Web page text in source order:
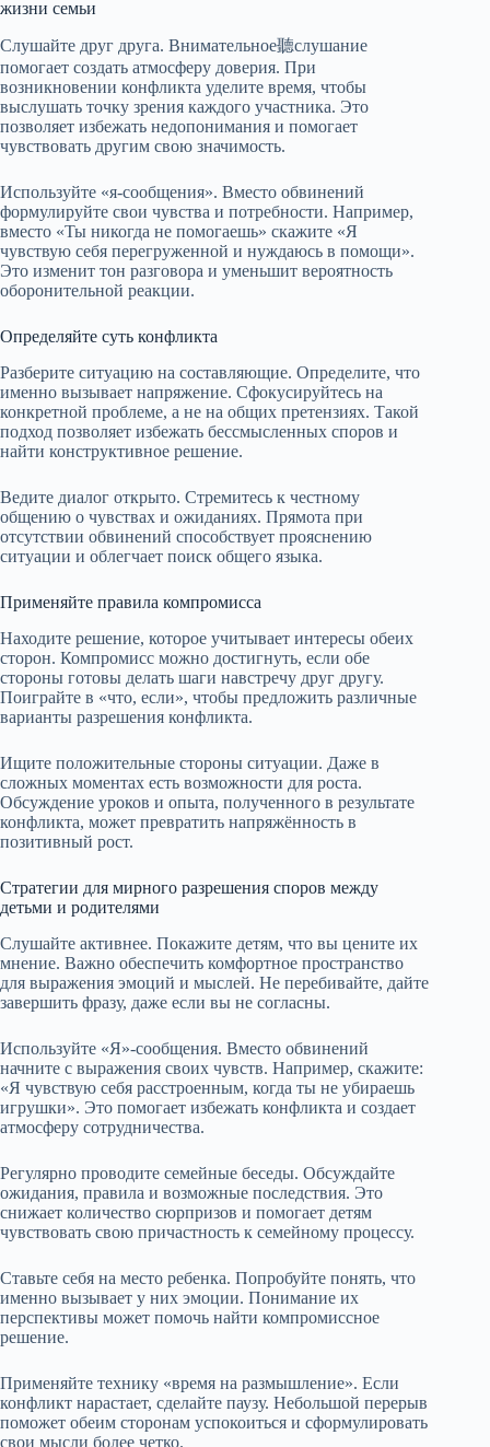
жизни семьи
Слушайте друг друга. Внимательное聽слушание
помогает создать атмосферу доверия. При
возникновении конфликта уделите время, чтобы
выслушать точку зрения каждого участника. Это
позволяет избежать недопонимания и помогает
чувствовать другим свою значимость.
Используйте «я-сообщения». Вместо обвинений
формулируйте свои чувства и потребности. Например,
вместо «Ты никогда не помогаешь» скажите «Я
чувствую себя перегруженной и нуждаюсь в помощи».
Это изменит тон разговора и уменьшит вероятность
оборонительной реакции.
Определяйте суть конфликта
Разберите ситуацию на составляющие. Определите, что
именно вызывает напряжение. Сфокусируйтесь на
конкретной проблеме, а не на общих претензиях. Такой
подход позволяет избежать бессмысленных споров и
найти конструктивное решение.
Ведите диалог открыто. Стремитесь к честному
общению о чувствах и ожиданиях. Прямота при
отсутствии обвинений способствует прояснению
ситуации и облегчает поиск общего языка.
Применяйте правила компромисса
Находите решение, которое учитывает интересы обеих
сторон. Компромисс можно достигнуть, если обе
стороны готовы делать шаги навстречу друг другу.
Поиграйте в «что, если», чтобы предложить различные
варианты разрешения конфликта.
Ищите положительные стороны ситуации. Даже в
сложных моментах есть возможности для роста.
Обсуждение уроков и опыта, полученного в результате
конфликта, может превратить напряжённость в
позитивный рост.
Стратегии для мирного разрешения споров между
детьми и родителями
Слушайте активнее. Покажите детям, что вы цените их
мнение. Важно обеспечить комфортное пространство
для выражения эмоций и мыслей. Не перебивайте, дайте
завершить фразу, даже если вы не согласны.
Используйте «Я»-сообщения. Вместо обвинений
начните с выражения своих чувств. Например, скажите:
«Я чувствую себя расстроенным, когда ты не убираешь
игрушки». Это помогает избежать конфликта и создает
атмосферу сотрудничества.
Регулярно проводите семейные беседы. Обсуждайте
ожидания, правила и возможные последствия. Это
снижает количество сюрпризов и помогает детям
чувствовать свою причастность к семейному процессу.
Ставьте себя на место ребенка. Попробуйте понять, что
именно вызывает у них эмоции. Понимание их
перспективы может помочь найти компромиссное
решение.
Применяйте технику «время на размышление». Если
конфликт нарастает, сделайте паузу. Небольшой перерыв
поможет обеим сторонам успокоиться и сформулировать
свои мысли более четко.